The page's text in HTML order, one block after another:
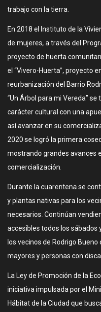
trabajo con la tierra.
En 2018 el Instituto de la
de mujeres, a través del
proyecto de huerta
el “Vivero-Huerta”, proyecto
reurbanización del Barrio
“Un Árbol para mi Vereda”
carácter cultural con una
así avanzar en su
2020 se logró la primera
mostrando grandes avances
comercialización.
Durante la cuarentena se
y plantas nativas para los
necesarios. Continúan
accesibles todos los sábados
los vecinos de Rodrigo
mayores y personas con
La Ley de Promoción de la
iniciativa impulsada por el
Hábitat de la Ciudad que